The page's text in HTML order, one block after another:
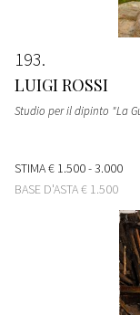
193
LUIGI ROSSI
Studio per il dipinto "La
STIMA€ 1.500 - 3.000
BASE D'ASTA€ 1.500